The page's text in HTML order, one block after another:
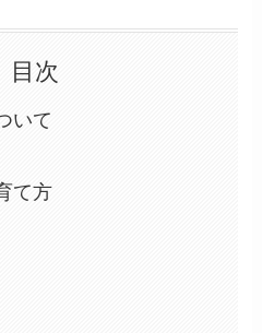
目次
いて
て方